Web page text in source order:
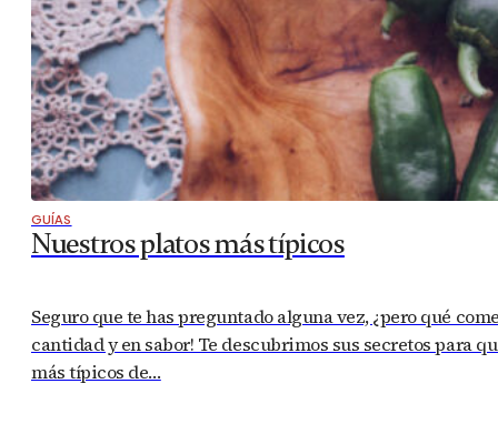
GUÍAS
Nuestros platos más típicos
Seguro que te has preguntado alguna vez, ¿pero qué
cantidad y en sabor! Te descubrimos sus secretos para
más típicos de…